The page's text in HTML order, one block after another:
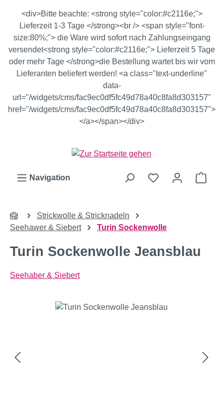
Zum Hauptinhalt springen
<div>Bitte beachte: <strong style="color:#c2116e;">
Lieferzeit 1-3 Tage </strong><br /> <span style="font-
size:80%;"> die Ware wird sofort nach Zahlungseingang
versendet<strong style="color:#c2116e;"> Lieferzeit 5 Tage
oder mehr Tage </strong>die Bestellung wartet bis wir vom
Lieferanten beliefert werden! <a class="text-underline"
data-
url="/widgets/cms/fac9ec0df5fc49d78a40c8fa8d303157"
href="/widgets/cms/fac9ec0df5fc49d78a40c8fa8d303157">
</a></span></div>
Navigation
Strickwolle & Stricknadeln
Seehawer & Siebert
Turin Sockenwolle
Turin Sockenwolle Jeansblau
Seehaber & Siebert
Bildergalerie überspringen